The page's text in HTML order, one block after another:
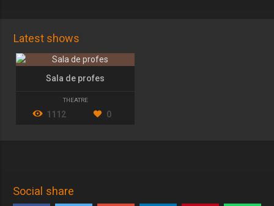
Latest shows
Sala de profes
THEATRE
1112 0
Social share